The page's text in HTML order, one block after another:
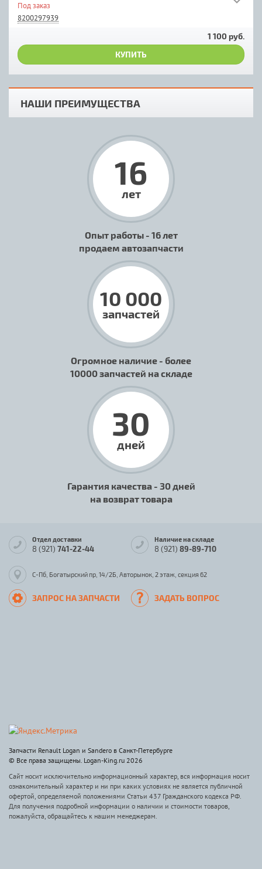
Под заказ
8200297939
1 100 руб.
КУПИТЬ
НАШИ ПРЕИМУЩЕСТВА
16
лет
Опыт работы - 16 лет
продаем автозапчасти
10 000
запчастей
Огромное наличие - более
10000 запчастей на складе
30
дней
Гарантия качества - 30 дней
на возврат товара
Отдел доставки
8 (921) 741-22-44
Наличие на складе
8 (921) 89-89-710
С-Пб, Богатырский пр, 14/2Б, Авторынок, 2 этаж, секция 62
ЗАПРОС НА ЗАПЧАСТИ ЗАДАТЬ ВОПРОС
Запчасти Renault Logan и Sandero в Санкт-Петербурге
© Все права защищены. Logan-King.ru 2026
Сайт носит исключительно информационный характер, вся информация носит
ознакомительный характер и ни при каких условиях не является публичной
офертой, определяемой положениями Статьи 437 Гражданского кодекса РФ.
Для получения подробной информации о наличии и стоимости товаров,
пожалуйста, обращайтесь к нашим менеджерам.